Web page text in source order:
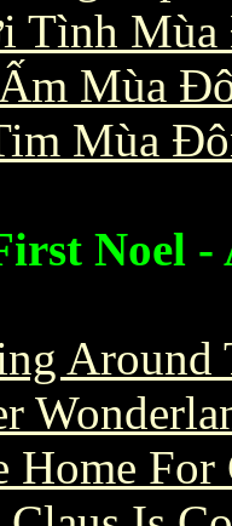
Tình
Mùa
Mùa
Noel -
Around
Home For